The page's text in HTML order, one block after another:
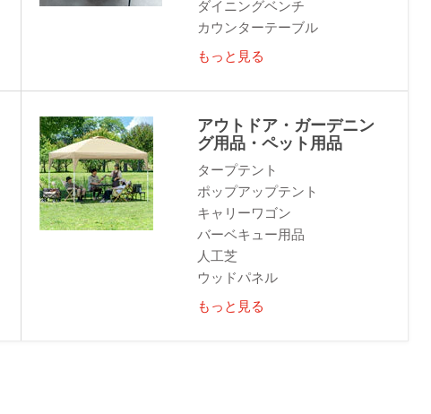
ダイニングベンチ
カウンターテーブル
もっと見る
アウトドア・ガーデニン
グ用品・ペット用品
タープテント
ポップアップテント
キャリーワゴン
バーベキュー用品
人工芝
ウッドパネル
もっと見る